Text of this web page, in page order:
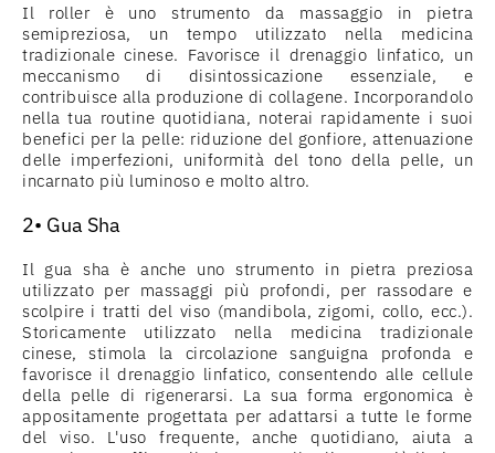
Il roller è uno strumento da massaggio in pietra
semipreziosa, un tempo utilizzato nella medicina
tradizionale cinese. Favorisce il drenaggio linfatico, un
meccanismo di disintossicazione essenziale, e
contribuisce alla produzione di collagene. Incorporandolo
nella tua routine quotidiana, noterai rapidamente i suoi
benefici per la pelle: riduzione del gonfiore, attenuazione
delle imperfezioni, uniformità del tono della pelle, un
incarnato più luminoso e molto altro.
2• Gua Sha
Il gua sha è anche uno strumento in pietra preziosa
utilizzato per massaggi più profondi, per rassodare e
scolpire i tratti del viso (mandibola, zigomi, collo, ecc.).
Storicamente utilizzato nella medicina tradizionale
cinese, stimola la circolazione sanguigna profonda e
favorisce il drenaggio linfatico, consentendo alle cellule
della pelle di rigenerarsi. La sua forma ergonomica è
appositamente progettata per adattarsi a tutte le forme
del viso. L'uso frequente, anche quotidiano, aiuta a